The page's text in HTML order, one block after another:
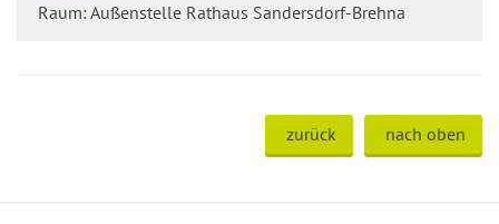
Raum: Außenstelle Rathaus Sandersdorf-Brehna
zurück nach oben